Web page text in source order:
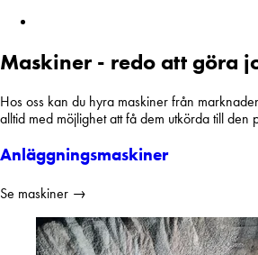
Maskiner - redo att göra
Hos oss kan du hyra maskiner från
alltid med möjlighet att få dem utkörda till den
Anläggningsmaskiner
Se maskiner →